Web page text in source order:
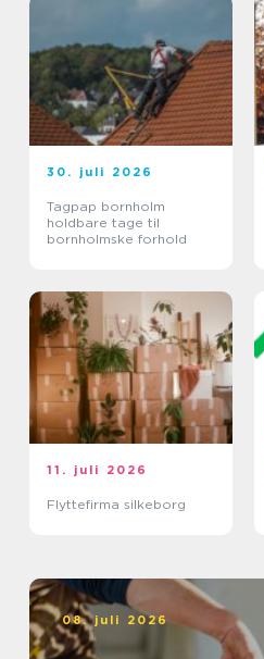
30. juli 2026
Tagpap bornholm
holdbare tage til
bornholmske forhold
11. juli 2026
Flyttefirma silkeborg
08. juli 2026